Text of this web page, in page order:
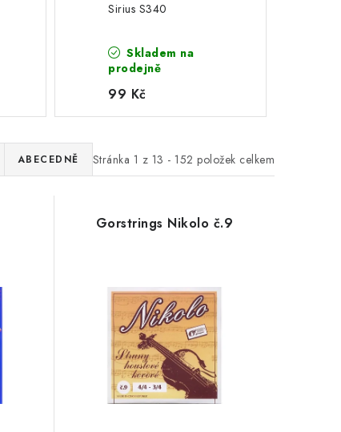
Sirius S340
Skladem na
prodejně
99 Kč
Stránka 1 z 13 - 152 položek celkem
ABECEDNĚ
Gorstrings Nikolo č.9